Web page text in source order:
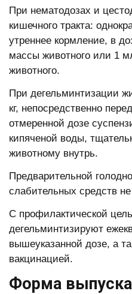
При нематодозах и
кишечного тракта:
утреннее кормление, в
массы животного или 1
животного.
При дегельминтизации
кг, непосредственно
отмеренной дозе
кипяченой воды,
животному внутрь.
Предварительной
слабительных средств не
С профилактической
дегельминтизируют
вышеуказанной дозе, а
вакцинацией.
Форма